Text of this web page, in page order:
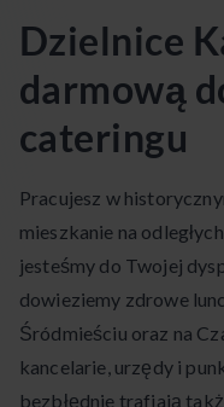
Dzielnice
darmową
cateringu
Pracujesz w
mieszkanie na
jesteśmy do Twojej
dowieziemy zdrowe
Śródmieściu oraz na
kancelarie, urzędy i
bezbłędnie trafiają